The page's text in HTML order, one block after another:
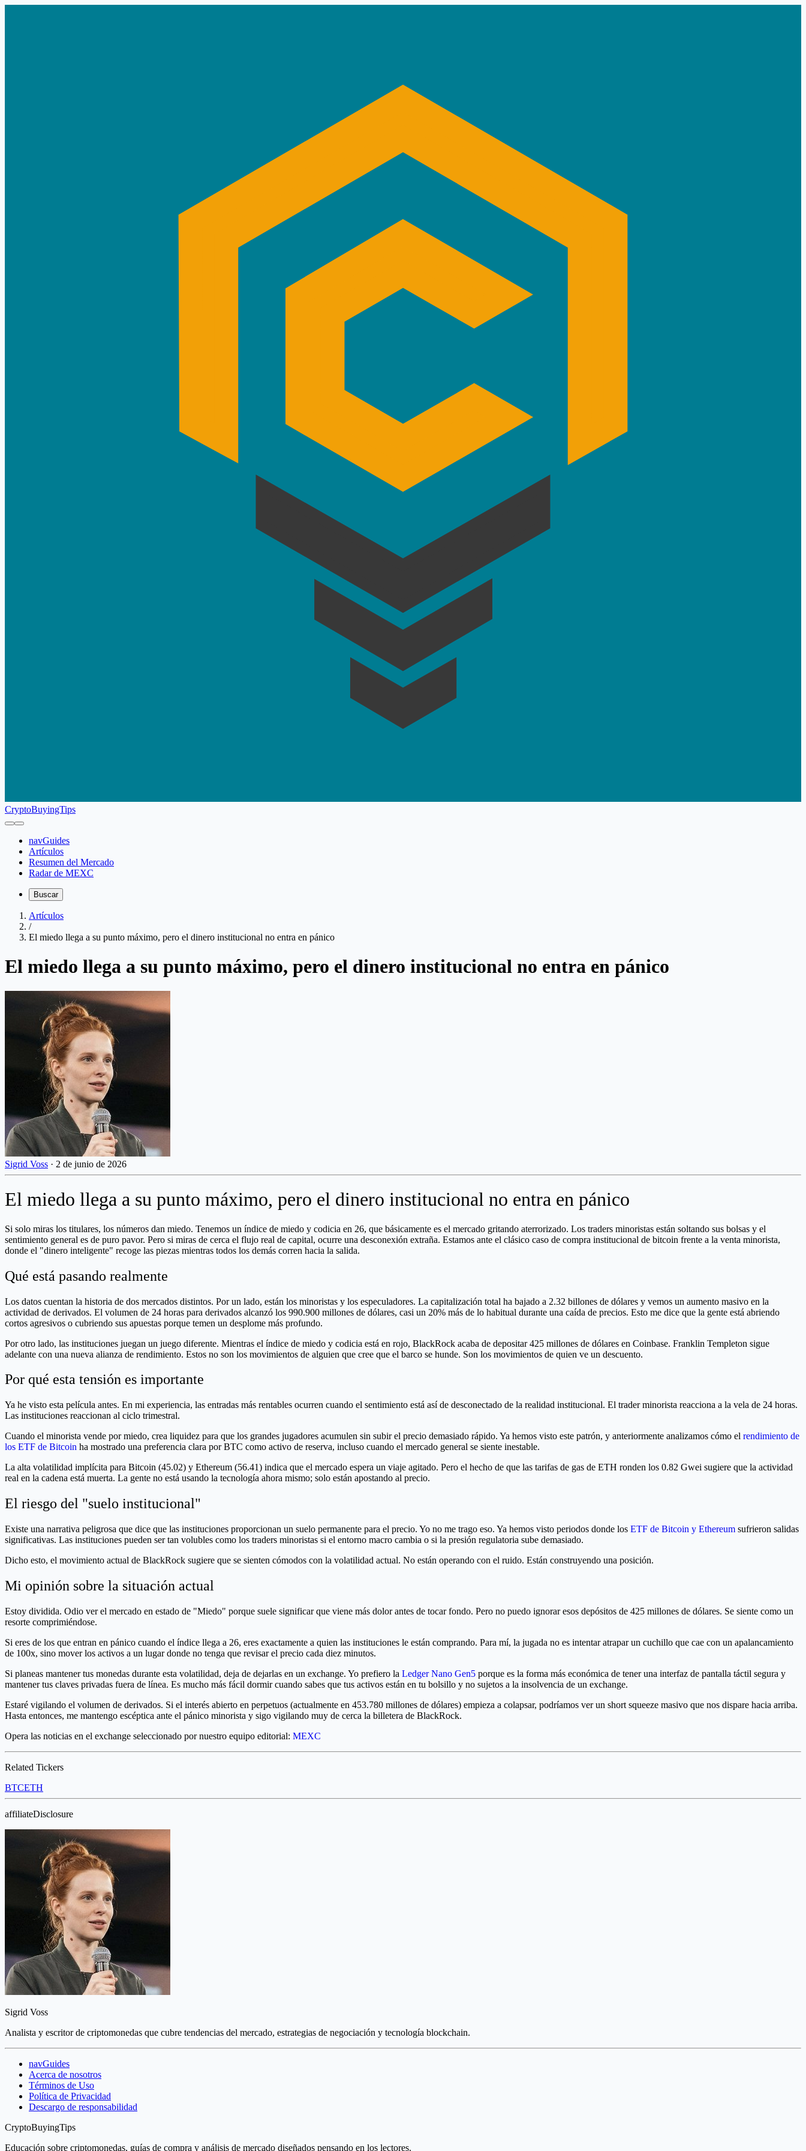
CryptoBuyingTips
navGuides
Artículos
Resumen del Mercado
Radar de MEXC
Buscar
Artículos
/
El miedo llega a su punto máximo, pero el dinero institucional no entra en pánico
El miedo llega a su punto máximo, pero el dinero institucional no entra en pánico
Sigrid Voss · 2 de junio de 2026
El miedo llega a su punto máximo, pero el dinero institucional no entra en pánico
Si solo miras los titulares, los números dan miedo. Tenemos un índice de miedo y codicia en 26, que básicamente es el mercado gritando aterrorizado. Los traders minoristas están soltando sus bolsas y el
sentimiento general es de puro pavor. Pero si miras de cerca el flujo real de capital, ocurre una desconexión extraña. Estamos ante el clásico caso de compra institucional de bitcoin frente a la venta minorista,
donde el "dinero inteligente" recoge las piezas mientras todos los demás corren hacia la salida.
Qué está pasando realmente
Los datos cuentan la historia de dos mercados distintos. Por un lado, están los minoristas y los especuladores. La capitalización total ha bajado a 2.32 billones de dólares y vemos un aumento masivo en la
actividad de derivados. El volumen de 24 horas para derivados alcanzó los 990.900 millones de dólares, casi un 20% más de lo habitual durante una caída de precios. Esto me dice que la gente está abriendo
cortos agresivos o cubriendo sus apuestas porque temen un desplome más profundo.
Por otro lado, las instituciones juegan un juego diferente. Mientras el índice de miedo y codicia está en rojo, BlackRock acaba de depositar 425 millones de dólares en Coinbase. Franklin Templeton sigue
adelante con una nueva alianza de rendimiento. Estos no son los movimientos de alguien que cree que el barco se hunde. Son los movimientos de quien ve un descuento.
Por qué esta tensión es importante
Ya he visto esta película antes. En mi experiencia, las entradas más rentables ocurren cuando el sentimiento está así de desconectado de la realidad institucional. El trader minorista reacciona a la vela de 24 horas.
Las instituciones reaccionan al ciclo trimestral.
Cuando el minorista vende por miedo, crea liquidez para que los grandes jugadores acumulen sin subir el precio demasiado rápido. Ya hemos visto este patrón, y anteriormente analizamos cómo el rendimiento de
los ETF de Bitcoin ha mostrado una preferencia clara por BTC como activo de reserva, incluso cuando el mercado general se siente inestable.
La alta volatilidad implícita para Bitcoin (45.02) y Ethereum (56.41) indica que el mercado espera un viaje agitado. Pero el hecho de que las tarifas de gas de ETH ronden los 0.82 Gwei sugiere que la actividad
real en la cadena está muerta. La gente no está usando la tecnología ahora mismo; solo están apostando al precio.
El riesgo del "suelo institucional"
Existe una narrativa peligrosa que dice que las instituciones proporcionan un suelo permanente para el precio. Yo no me trago eso. Ya hemos visto periodos donde los ETF de Bitcoin y Ethereum sufrieron salidas
significativas. Las instituciones pueden ser tan volubles como los traders minoristas si el entorno macro cambia o si la presión regulatoria sube demasiado.
Dicho esto, el movimiento actual de BlackRock sugiere que se sienten cómodos con la volatilidad actual. No están operando con el ruido. Están construyendo una posición.
Mi opinión sobre la situación actual
Estoy dividida. Odio ver el mercado en estado de "Miedo" porque suele significar que viene más dolor antes de tocar fondo. Pero no puedo ignorar esos depósitos de 425 millones de dólares. Se siente como un
resorte comprimiéndose.
Si eres de los que entran en pánico cuando el índice llega a 26, eres exactamente a quien las instituciones le están comprando. Para mí, la jugada no es intentar atrapar un cuchillo que cae con un apalancamiento
de 100x, sino mover los activos a un lugar donde no tenga que revisar el precio cada diez minutos.
Si planeas mantener tus monedas durante esta volatilidad, deja de dejarlas en un exchange. Yo prefiero la Ledger Nano Gen5 porque es la forma más económica de tener una interfaz de pantalla táctil segura y
mantener tus claves privadas fuera de línea. Es mucho más fácil dormir cuando sabes que tus activos están en tu bolsillo y no sujetos a la insolvencia de un exchange.
Estaré vigilando el volumen de derivados. Si el interés abierto en perpetuos (actualmente en 453.780 millones de dólares) empieza a colapsar, podríamos ver un short squeeze masivo que nos dispare hacia arriba.
Hasta entonces, me mantengo escéptica ante el pánico minorista y sigo vigilando muy de cerca la billetera de BlackRock.
Opera las noticias en el exchange seleccionado por nuestro equipo editorial: MEXC
Related Tickers
BTCETH
affiliateDisclosure
Sigrid Voss
Analista y escritor de criptomonedas que cubre tendencias del mercado, estrategias de negociación y tecnología blockchain.
navGuides
Acerca de nosotros
Términos de Uso
Política de Privacidad
Descargo de responsabilidad
CryptoBuyingTips
Educación sobre criptomonedas, guías de compra y análisis de mercado diseñados pensando en los lectores.